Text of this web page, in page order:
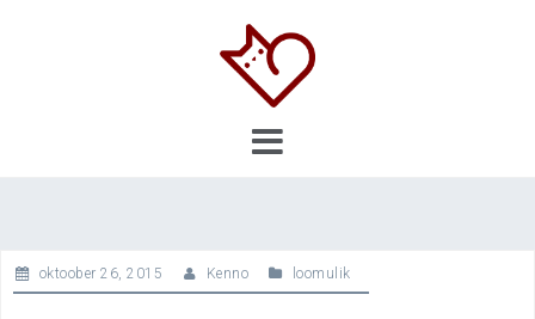
oktoober 26, 2015 Kenno loomulik